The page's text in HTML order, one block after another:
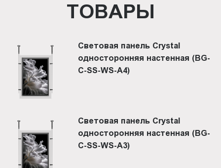
ТОВАРЫ
Световая панель Crystal
односторонняя настенная (BG-
C-SS-WS-A4)
Световая панель Crystal
односторонняя настенная (BG-
C-SS-WS-A3)